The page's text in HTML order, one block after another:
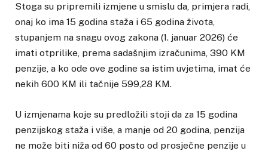
Stoga su pripremili izmjene u smislu da, primjera radi,
onaj ko ima 15 godina staža i 65 godina života,
stupanjem na snagu ovog zakona (1. januar 2026) će
imati otprilike, prema sadašnjim izračunima, 390 KM
penzije, a ko ode ove godine sa istim uvjetima, imat će
nekih 600 KM ili tačnije 599,28 KM.
U izmjenama koje su predložili stoji da za 15 godina
penzijskog staža i više, a manje od 20 godina, penzija
ne može biti niža od 60 posto od prosječne penzije u